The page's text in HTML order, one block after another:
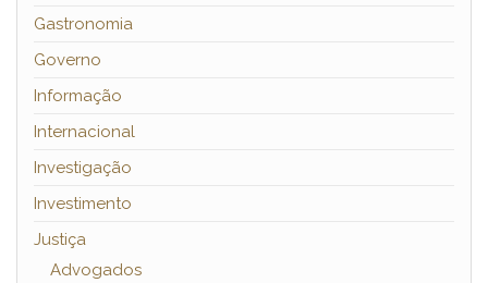
Gastronomia
Governo
Informação
Internacional
Investigação
Investimento
Justiça
Advogados